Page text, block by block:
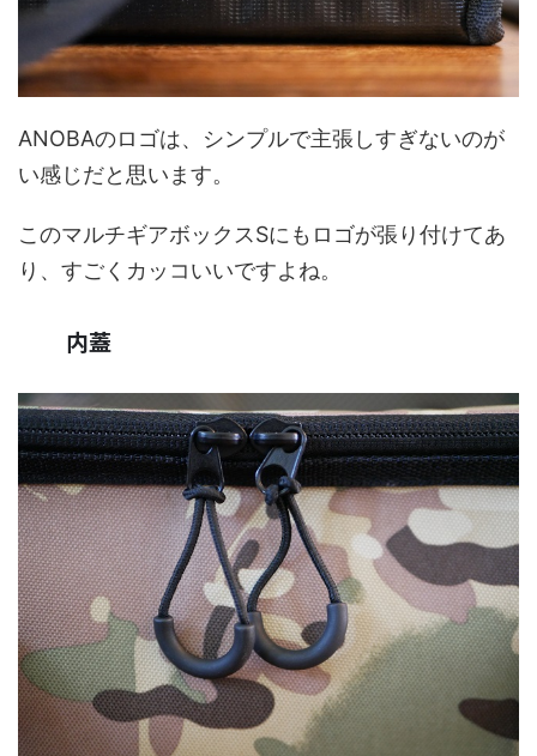
ANOBAのロゴは、シンプルで主張しすぎないのが
い感じだと思います。
このマルチギアボックスSにもロゴが張り付けてあ
り、すごくカッコいいですよね。
内蓋